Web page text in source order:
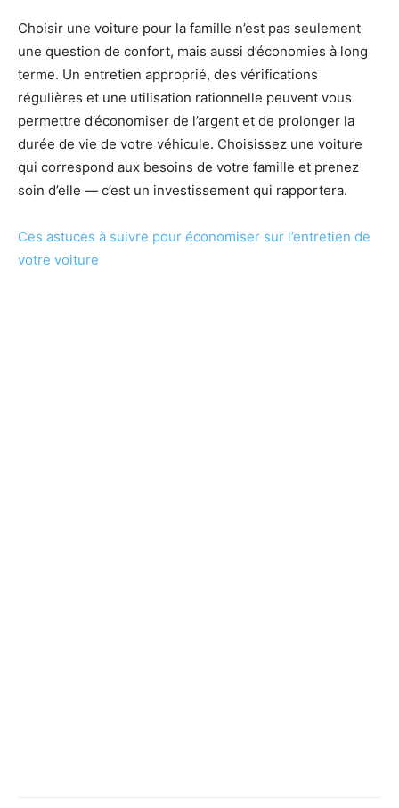
Choisir une voiture pour la famille n’est pas seulement
une question de confort, mais aussi d’économies à long
terme. Un entretien approprié, des vérifications
régulières et une utilisation rationnelle peuvent vous
permettre d’économiser de l’argent et de prolonger la
durée de vie de votre véhicule. Choisissez une voiture
qui correspond aux besoins de votre famille et prenez
soin d’elle — c’est un investissement qui rapportera.
Ces astuces à suivre pour économiser sur l’entretien de
votre voiture